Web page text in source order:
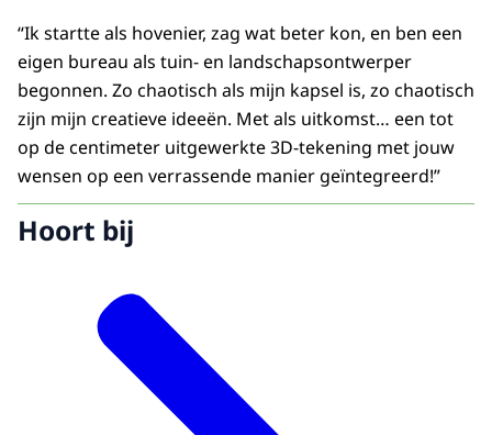
“Ik startte als hovenier, zag wat beter kon, en ben een
eigen bureau als tuin- en landschapsontwerper
begonnen. Zo chaotisch als mijn kapsel is, zo chaotisch
zijn mijn creatieve ideeën. Met als uitkomst… een tot
op de centimeter uitgewerkte 3D-tekening met jouw
wensen op een verrassende manier geïntegreerd!”
Hoort bij